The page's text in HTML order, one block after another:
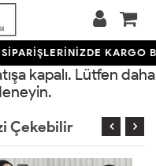
KARGO
kapalı. Lütfen daha
Çekebilir